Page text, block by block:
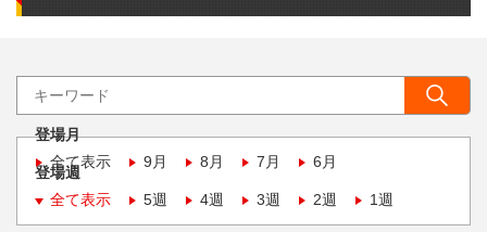
登場月
全て表示
9月 8月 7月 6月
登場週
全て表示
5週 4週 3週 2週 1週